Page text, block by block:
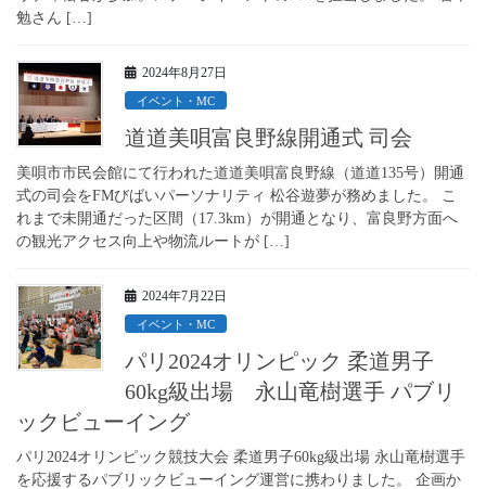
勉さん […]
2024年8月27日
イベント・MC
道道美唄富良野線開通式 司会
美唄市市民会館にて行われた道道美唄富良野線（道道135号）開通
式の司会をFMびばいパーソナリティ 松谷遊夢が務めました。 こ
れまで未開通だった区間（17.3km）が開通となり、富良野方面へ
の観光アクセス向上や物流ルートが […]
2024年7月22日
イベント・MC
パリ2024オリンピック 柔道男子
60kg級出場 永山竜樹選手 パブリ
ックビューイング
パリ2024オリンピック競技大会 柔道男子60kg級出場 永山竜樹選手
を応援するパブリックビューイング運営に携わりました。 企画か